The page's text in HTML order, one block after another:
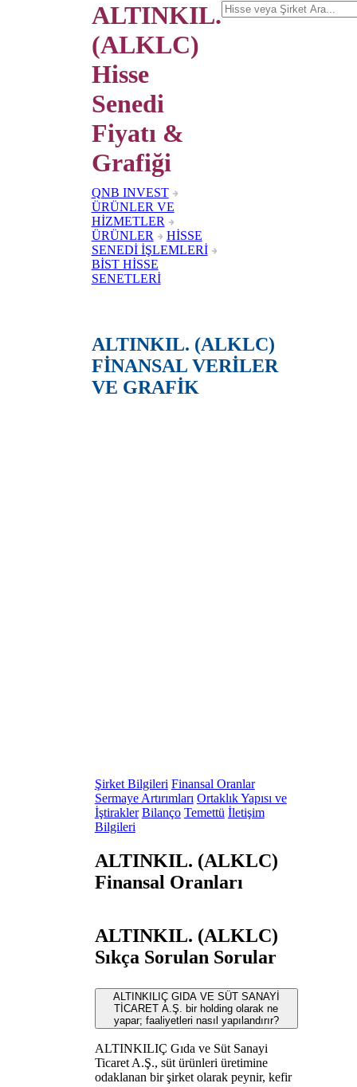
ALTINKIL.
(ALKLC)
Hisse
Senedi
Fiyatı &
Grafiği
QNB INVEST
ÜRÜNLER VE
HİZMETLER
ÜRÜNLER
HİSSE
SENEDİ İŞLEMLERİ
BİST HİSSE
SENETLERİ
ALTINKIL. (ALKLC)
FİNANSAL VERİLER
VE GRAFİK
Şirket Bilgileri Finansal Oranlar
Sermaye Artırımları Ortaklık Yapısı ve
İştirakler Bilanço Temettü İletişim
Bilgileri
ALTINKIL. (ALKLC)
Finansal Oranları
ALTINKIL. (ALKLC)
Sıkça Sorulan Sorular
ALTINKILIÇ GIDA VE SÜT SANAYİ
TİCARET A.Ş. bir holding olarak ne
yapar; faaliyetleri nasıl yapılandırır?
ALTINKILIÇ Gıda ve Süt Sanayi
Ticaret A.Ş., süt ürünleri üretimine
odaklanan bir şirket olarak peynir, kefir